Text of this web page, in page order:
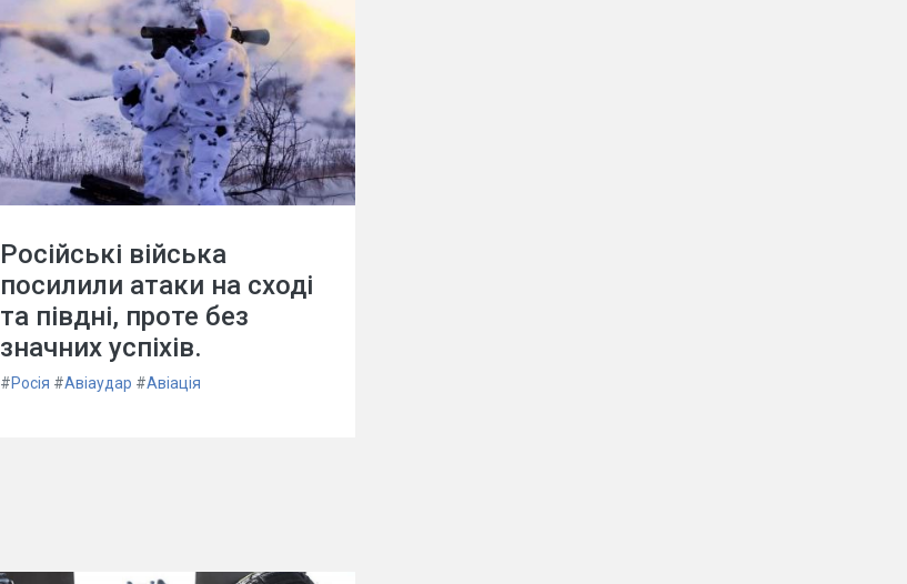
Російські війська
посилили атаки на сході
та півдні, проте без
значних успіхів.
#Росія #Авіаудар #Авіація